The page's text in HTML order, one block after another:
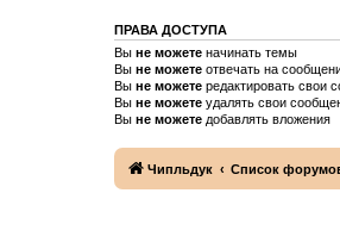
ПРАВА ДОСТУПА
Вы не можете начинать темы
Вы не можете отвечать на
Вы не можете редактировать свои
Вы не можете удалять свои
Вы не можете добавлять вложения
Чипльдук Список